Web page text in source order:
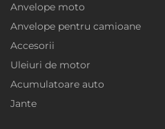
Anvelope moto
Anvelope pentru camioane
Accesorii
Uleiuri de motor
Acumulatoare auto
Jante